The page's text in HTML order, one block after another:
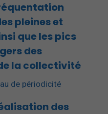
pleines et
que les pics
des
la collectivité
de périodicité
des